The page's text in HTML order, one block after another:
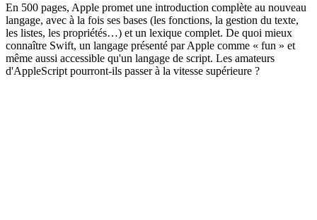
En 500 pages, Apple promet une introduction complète au nouveau
langage, avec à la fois ses bases (les fonctions, la gestion du texte,
les listes, les propriétés…) et un lexique complet. De quoi mieux
connaître Swift, un langage présenté par Apple comme « fun » et
même aussi accessible qu'un langage de script. Les amateurs
d'AppleScript pourront-ils passer à la vitesse supérieure ?